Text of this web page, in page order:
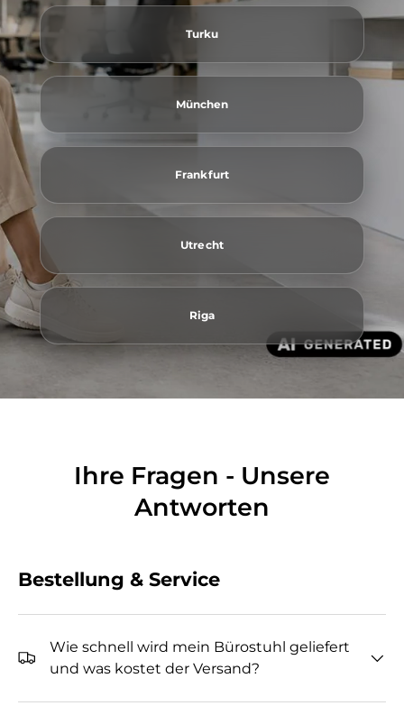
Turku
München
Frankfurt
Utrecht
Riga
Ihre Fragen - Unsere
Antworten
Bestellung & Service
Wie schnell wird mein Bürostuhl geliefert
und was kostet der Versand?